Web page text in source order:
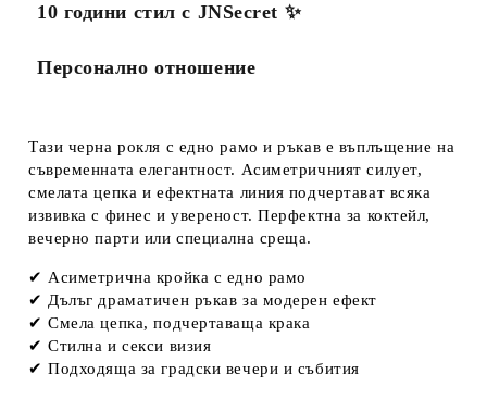
10 години стил с JNSecret ✨️
Персонално отношение
Тази черна рокля с едно рамо и ръкав е въплъщение на
съвременната елегантност. Асиметричният силует,
смелата цепка и ефектната линия подчертават всяка
извивка с финес и увереност. Перфектна за коктейл,
вечерно парти или специална среща.
✔ Асиметрична кройка с едно рамо
✔ Дълъг драматичен ръкав за модерен ефект
✔ Смела цепка, подчертаваща крака
✔ Стилна и секси визия
✔ Подходяща за градски вечери и събития